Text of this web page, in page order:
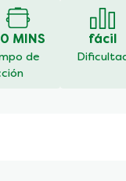
MINS
de
fácil